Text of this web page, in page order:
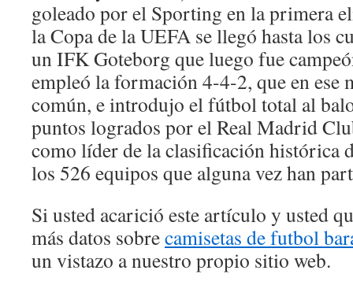
goleado por el Sporting en la primera
la Copa de la UEFA se llegó hasta los
un IFK Goteborg que luego fue
empleó la formación 4-4-2, que en ese
común, e introdujo el fútbol total al
puntos logrados por el Real Madrid
como líder de la clasificación histórica
los 526 equipos que alguna vez han
Si usted acarició este artículo y usted
más datos sobrecamisetas de futbol
un vistazo a nuestro propio sitio web.